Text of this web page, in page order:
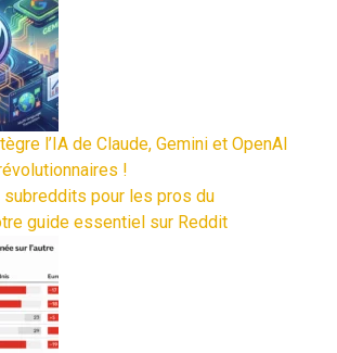
l’IA de Claude, Gemini et OpenAI
!
subreddits pour les pros du
guide essentiel sur Reddit